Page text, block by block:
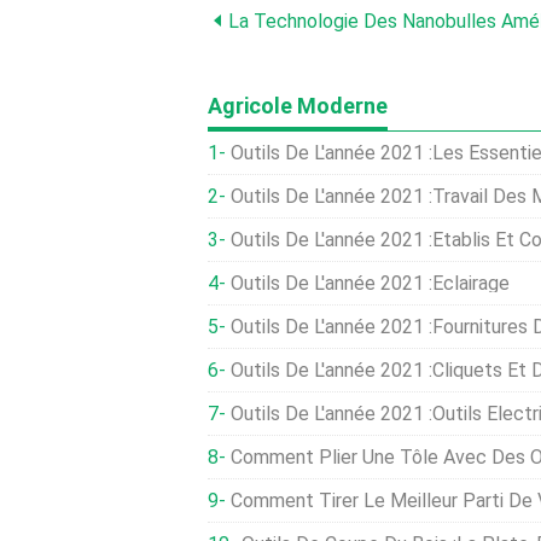
Agricole Moderne
Outils De L'année 2021 :les
Outils De L'année 2021 :travail Des
Outils De L'année 2021 :établis Et
Outils De L'année 2021 :Éclairage
Outils De L'année 2021 :Fournitures
Outils De L'année 2021 :cliquets Et
Outils De L'année 2021 :outils
Comment Plier Une Tôle Avec Des
Comment Tirer Le Meilleur Parti